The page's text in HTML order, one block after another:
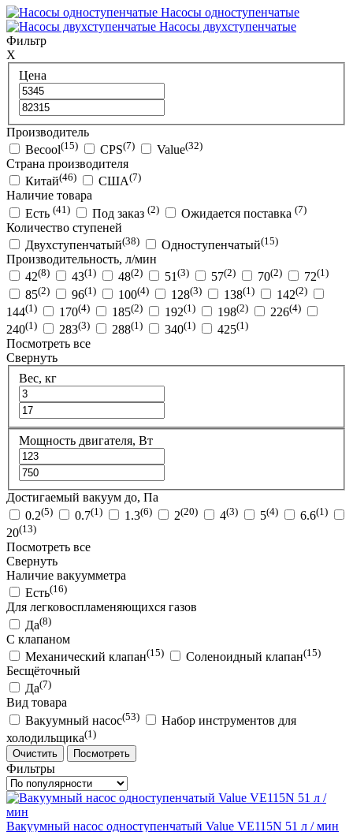
Насосы одноступенчатые
Насосы двухступенчатые
Фильтр
X
Цена
Производитель
Becool(15) CPS(7) Value(32)
Страна производителя
Китай(46) США(7)
Наличие товара
Есть (41) Под заказ (2) Ожидается поставка (7)
Количество ступеней
Двухступенчатый(38) Одноступенчатый(15)
Производительность, л/мин
42(8) 43(1) 48(2) 51 (3) 57(2) 70(2) 72(1)
85(2) 96(1) 100(4) 128(3) 138(1) 142(2)
144(1) 170(4) 185(2) 192(1) 198(2) 226(4)
240(1) 283(3) 288(1) 340(1) 425(1)
Посмотреть все
Свернуть
Веc, кг
Мощность двигателя, Вт
Достигаемый вакуум до, Па
0.2(5) 0.7(1) 1.3(6) 2(20) 4(3) 5(4) 6.6(1)
20(13)
Посмотреть все
Свернуть
Наличие вакуумметра
Есть(16)
Для легковоспламеняющихся газов
Да(8)
С клапаном
Механический клапан(15) Соленоидный клапан(15)
Бесщёточный
Да(7)
Вид товара
Вакуумный насос(53)
Набор инструментов для
холодильщика(1)
Очистить
Посмотреть
Фильтры
Вакуумный насос одноступенчатый Value VE115N 51 л / мин